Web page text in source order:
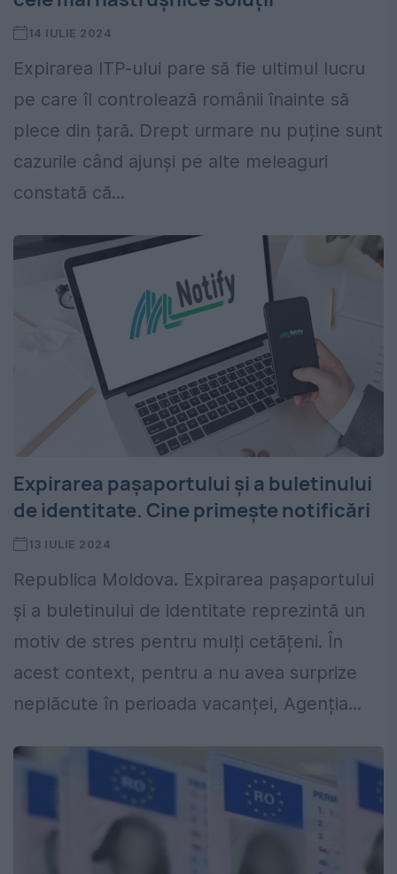
14 IULIE 2024
Expirarea ITP-ului pare să fie ultimul lucru
pe care îl controlează românii înainte să
plece din țară. Drept urmare nu puține sunt
cazurile când ajunși pe alte meleaguri
constată că...
Expirarea pașaportului și a buletinului
de identitate. Cine primește notificări
13 IULIE 2024
Republica Moldova. Expirarea pașaportului
și a buletinului de identitate reprezintă un
motiv de stres pentru mulți cetățeni. În
acest context, pentru a nu avea surprize
neplăcute în perioada vacanței, Agenția...